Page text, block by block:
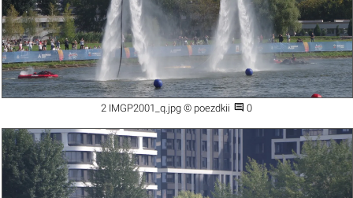
2 IMGP2001_q.jpg © poezdkii  0